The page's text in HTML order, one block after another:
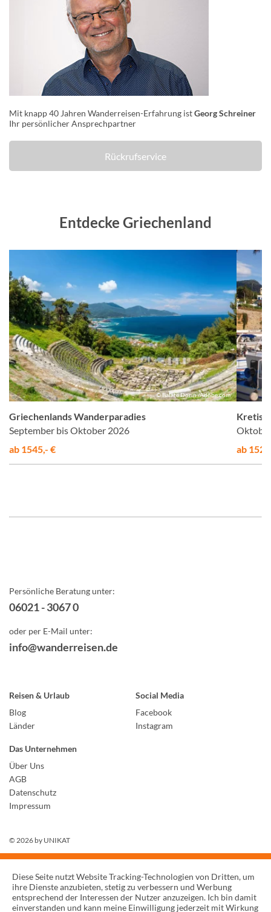
Mit knapp 40 Jahren Wanderreisen-Erfahrung istGeorg Schreiner
Ihr persönlicher Ansprechpartner
Rückrufservice
Entdecke Griechenland
© Balate Dorin /Adobe.com
Griechenlands Wanderparadies
September bis Oktober 2026
ab 1545,- €
ab
Persönliche Beratung unter:
06021 - 3067 0
oder per E-Mail unter:
info@wanderreisen.de
Reisen & Urlaub
Blog
Länder
Social Media
Facebook
Instagram
Das Unternehmen
Über Uns
AGB
Datenschutz
Impressum
© 2026 by UNIKAT
Diese Seite nutzt Website Tracking-Technologien von Dritten, um
ihre Dienste anzubieten, stetig zu verbessern und Werbung
entsprechend der Interessen der Nutzer anzuzeigen. Ich bin damit
einverstanden und kann meine Einwilligung jederzeit mit Wirkung